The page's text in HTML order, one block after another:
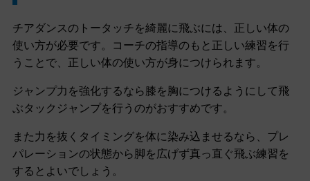
チアダンスのトータッチを綺麗に飛ぶには、正しい体の
使い方が必要です。コーチの指導のもと正しい練習を行
うことで、正しい体の使い方が身につけられます。
ジャンプ力を強化するなら膝を胸につけるようにして飛
ぶタックジャンプを行うのがおすすめです。
また力を抜くタイミングを体に染み込ませるなら、プレ
パレーションの状態から脚を広げず真っ直ぐ飛ぶ練習を
するとよいでしょう。